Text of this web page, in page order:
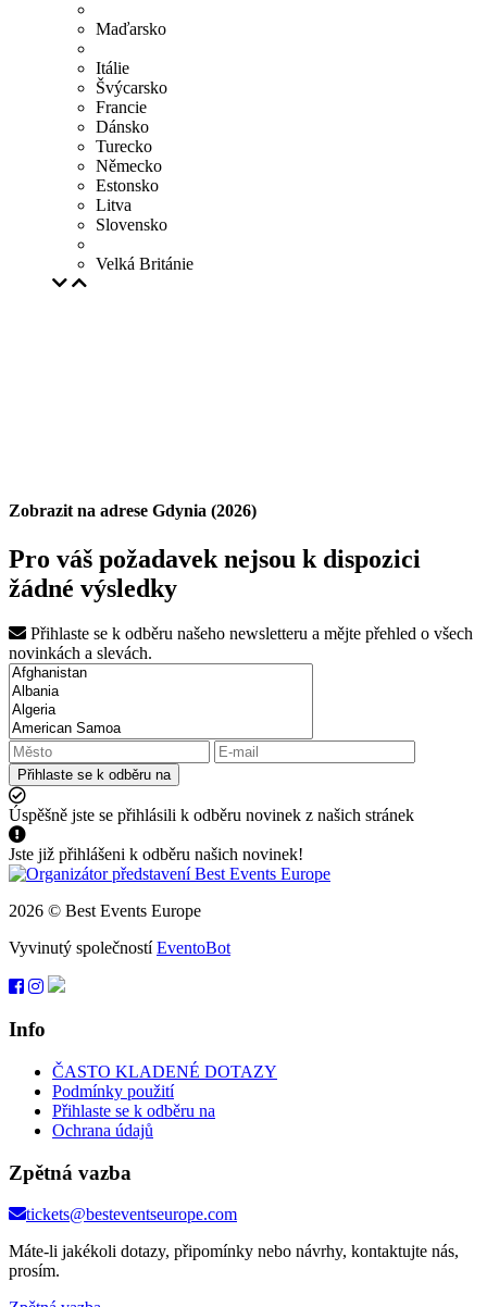
Maďarsko
Itálie
Švýcarsko
Francie
Dánsko
Turecko
Německo
Estonsko
Litva
Slovensko
Velká Británie
Zobrazit na adrese Gdynia (2026)
Pro váš požadavek nejsou k dispozici
žádné výsledky
Přihlaste se k odběru našeho newsletteru a mějte přehled o všech
novinkách a slevách.
Přihlaste se k odběru na
Úspěšně jste se přihlásili k odběru novinek z našich stránek
Jste již přihlášeni k odběru našich novinek!
2026 © Best Events Europe
Vyvinutý společnostíEventoBot
Info
ČASTO KLADENÉ DOTAZY
Podmínky použití
Přihlaste se k odběru na
Ochrana údajů
Zpětná vazba
tickets@besteventseurope.com
Máte-li jakékoli dotazy, připomínky nebo návrhy, kontaktujte nás,
prosím.